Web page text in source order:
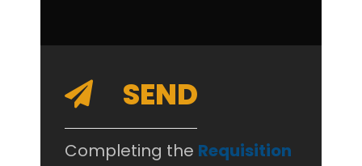
SEND
Completing the Requisition